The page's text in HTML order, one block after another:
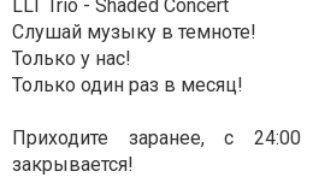
LLT Trio - Shaded Concert
Слушай музыку в темноте!
Только у нас!
Только один раз в месяц!
Приходите заранее, с
закрывается!